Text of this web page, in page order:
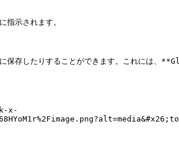
指示されます。
所に保存したりすることができます。これ
x-